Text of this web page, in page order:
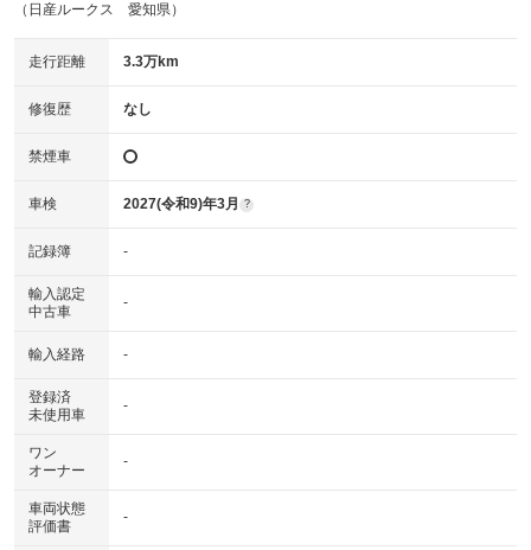
（日産ルークス 愛知県）
走行距離 3.3万km
修復歴 なし
禁煙車
車検 2027(令和9)年3月 ?
記録簿 -
輸入認定
中古車
-
輸入経路 -
登録済
未使用車
-
ワン
オーナー
-
車両状態
評価書
-